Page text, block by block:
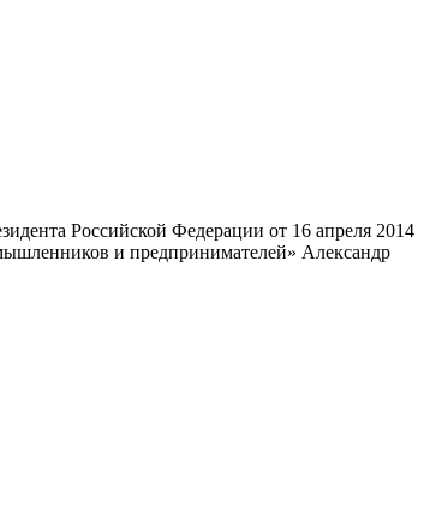
Российской Федерации от 16 апреля 2014
и предпринимателей» Александр